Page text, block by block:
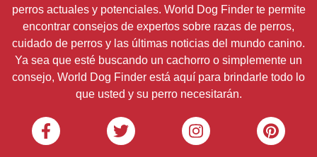
perros actuales y potenciales. World Dog Finder te permite
encontrar consejos de expertos sobre razas de perros,
cuidado de perros y las últimas noticias del mundo canino.
Ya sea que esté buscando un cachorro o simplemente un
consejo, World Dog Finder está aquí para brindarle todo lo
que usted y su perro necesitarán.